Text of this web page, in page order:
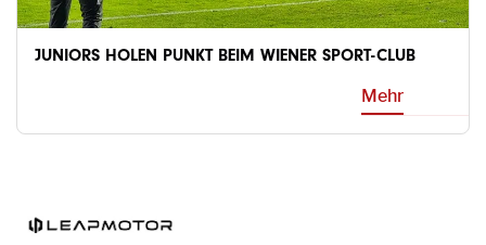
JUNIORS HOLEN PUNKT BEIM WIENER SPORT-CLUB
Mehr